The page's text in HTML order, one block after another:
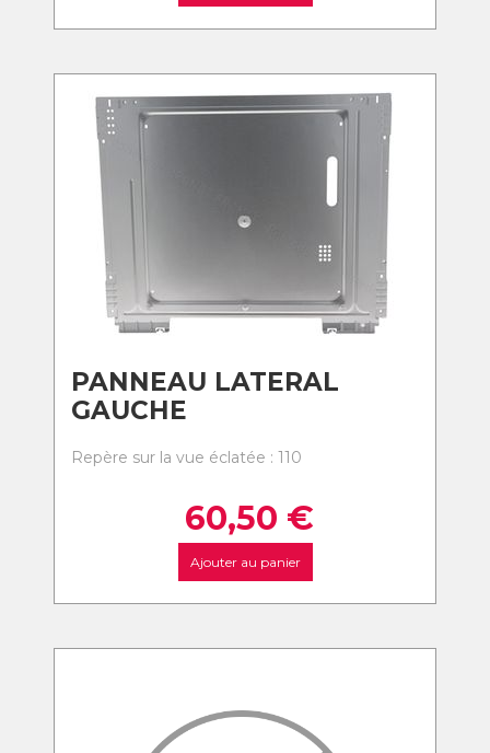
PANNEAU LATERAL
GAUCHE
Repère sur la vue éclatée : 110
60,50 €
Ajouter au panier